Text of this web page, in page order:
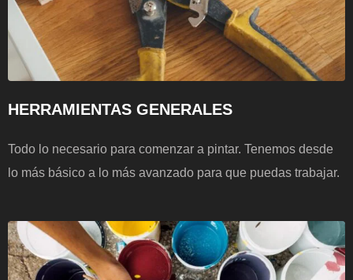
HERRAMIENTAS GENERALES
Todo lo necesario para comenzar a pintar. Tenemos desde
lo más básico a lo más avanzado para que puedas trabajar.